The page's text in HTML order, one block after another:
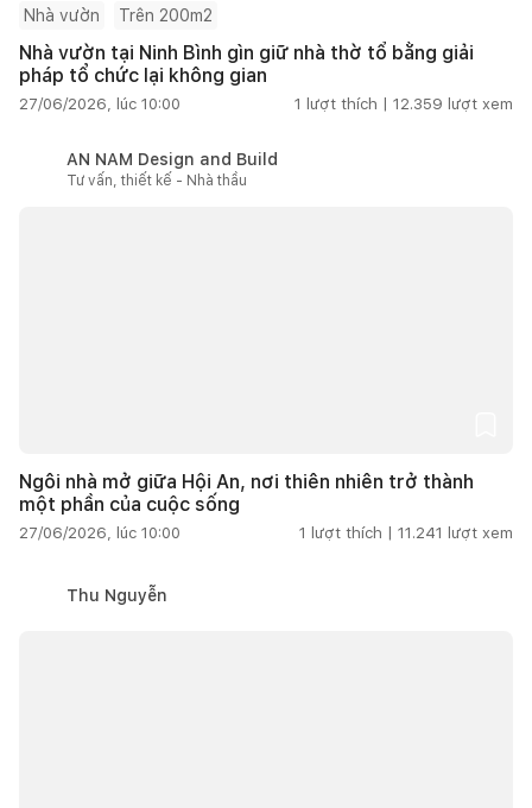
Nhà vườn Trên 200m2
Nhà vườn tại Ninh Bình gìn giữ nhà thờ tổ bằng giải
pháp tổ chức lại không gian
27/06/2026, lúc 10:00 1 lượt thích | 12.359 lượt xem
AN NAM Design and Build
Tư vấn, thiết kế - Nhà thầu
Ngôi nhà mở giữa Hội An, nơi thiên nhiên trở thành
một phần của cuộc sống
27/06/2026, lúc 10:00 1 lượt thích | 11.241 lượt xem
Thu Nguyễn